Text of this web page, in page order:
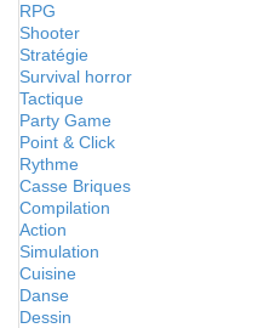
RPG
Shooter
Stratégie
Survival horror
Tactique
Party Game
Point & Click
Rythme
Casse Briques
Compilation
Action
Simulation
Cuisine
Danse
Dessin